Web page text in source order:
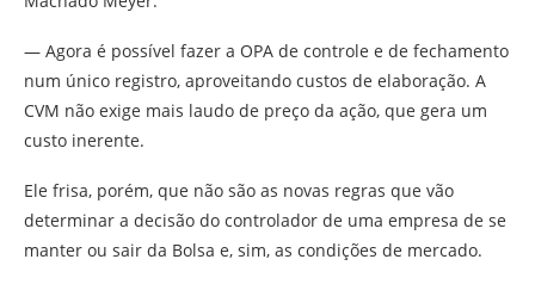
— Agora é possível fazer a OPA de controle e de fechamento
num único registro, aproveitando custos de elaboração. A
CVM não exige mais laudo de preço da ação, que gera um
custo inerente.
Ele frisa, porém, que não são as novas regras que vão
determinar a decisão do controlador de uma empresa de se
manter ou sair da Bolsa e, sim, as condições de mercado.